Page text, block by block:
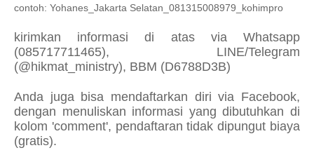
contoh: Yohanes_Jakarta Selatan_081315008979_kohimpro
kirimkan informasi di atas via Whatsapp
(085717711465), LINE/Telegram
(@hikmat_ministry), BBM (D6788D3B)
Anda juga bisa mendaftarkan diri via Facebook,
dengan menuliskan informasi yang dibutuhkan di
kolom 'comment', pendaftaran tidak dipungut biaya
(gratis).